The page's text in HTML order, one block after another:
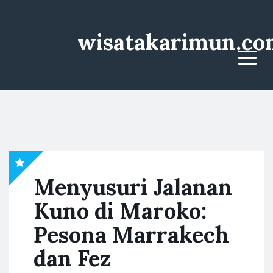
Menu
Menyusuri Jalanan
Kuno di Maroko:
Pesona Marrakech
dan Fez